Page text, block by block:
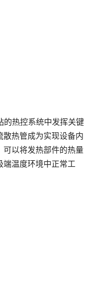
的热控系统中发挥关键
热管成为实现设备内
以将发热部件的热量
温度环境中正常工